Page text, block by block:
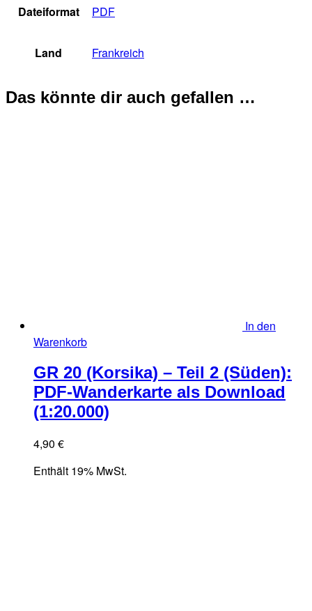
Dateiformat PDF
Land Frankreich
Das könnte dir auch gefallen …
In den
Warenkorb
GR 20 (Korsika) – Teil 2 (Süden):
PDF-Wanderkarte als Download
(1:20.000)
4,90 €
Enthält 19% MwSt.